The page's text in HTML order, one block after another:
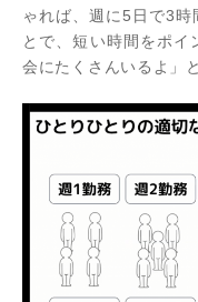
ゃれば、週に5日で3時
とで、短い時間をポイ
会にたくさんいるよ」